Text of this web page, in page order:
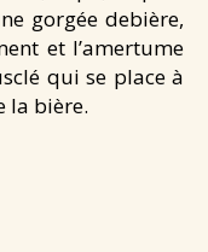
gorgée debière,
et l’amertume
qui se place à
la bière.